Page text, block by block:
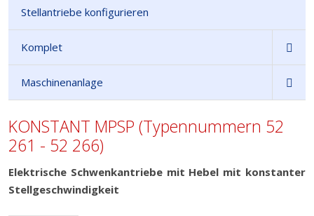
Stellantriebe konfigurieren
Komplet
Maschinenanlage
KONSTANT MPSP (Typennummern 52
261 - 52 266)
Elektrische Schwenkantriebe mit Hebel mit konstanter
Stellgeschwindigkeit